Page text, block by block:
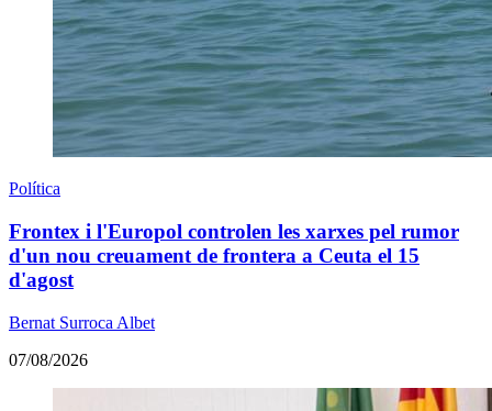
Política
Frontex i l'Europol controlen les xarxes pel rumor
d'un nou creuament de frontera a Ceuta el 15
d'agost
Bernat Surroca Albet
07/08/2026